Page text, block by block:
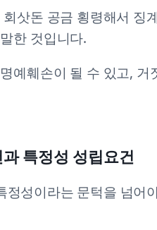
회삿돈 공금 횡령해서 징
한 것입니다.
예훼손이 될 수 있고, 거
특정성 성립요건
정성이라는 문턱을 넘어